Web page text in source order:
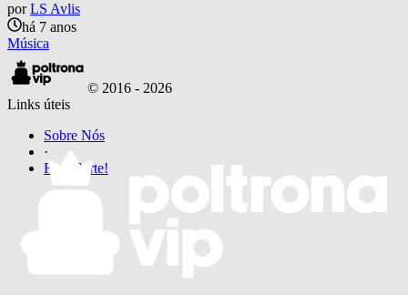
por LS Avlis
há 7 anos
Música
© 2016 - 2026
Links úteis
Sobre Nós
·
Faça Parte!